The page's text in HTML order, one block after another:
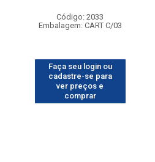
Código: 2033
Embalagem: CART C/03
Faça seu login ou
cadastre-se para
ver preços e
comprar